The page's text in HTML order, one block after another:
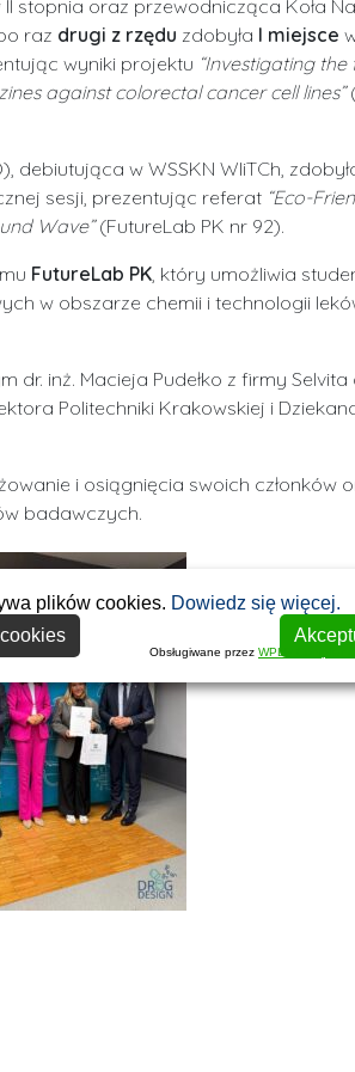
stopnia oraz przewodnicząca Koła
raz drugi z rzędu zdobyła I miejsce
wyniki projektu “Investigating
against colorectal cancer cell lines”
debiutująca w WSSKN WIiTCh,
sesji, prezentując referat “Eco-
Wave”(FutureLab PK nr 92).
FutureLab PK, który umożliwia
w obszarze chemii i technologii
dr. inż. Macieja Pudełko z firmy Selvita
Politechniki Krakowskiej i
i osiągnięcia swoich członków
badawczych.
plików cookies. Dowiedz się więcej.
Obsługiwane przez WPLP